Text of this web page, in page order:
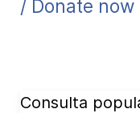
/ Donate now
Consulta